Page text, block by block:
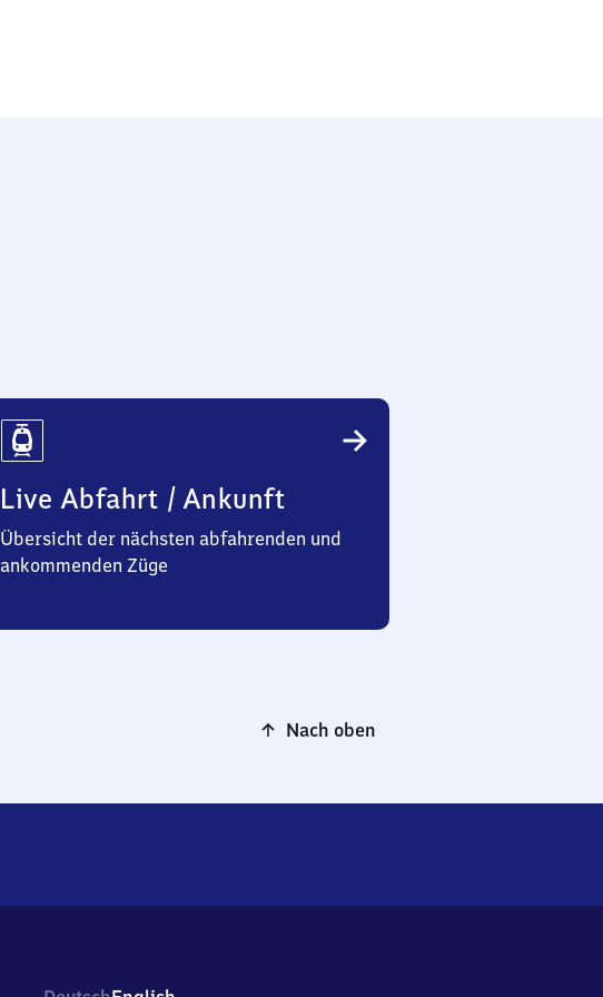
Live Abfahrt / Ankunft
Übersicht der nächsten abfahrenden und
ankommenden Züge
Nach oben